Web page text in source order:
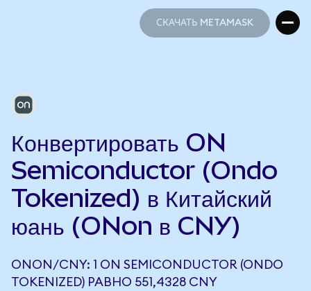
СКАЧАТЬ METAMASK
Конвертировать ON
Semiconductor (Ondo
Tokenized) в Китайский
юань (ONon в CNY)
ONON/CNY: 1 ON SEMICONDUCTOR (ONDO
TOKENIZED) РАВНО 551,4328 CNY